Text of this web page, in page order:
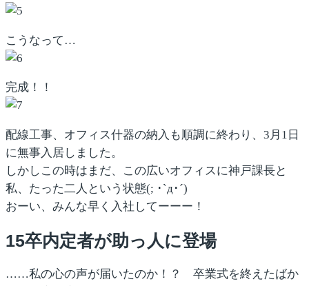
こうなって…
完成！！
配線工事、オフィス什器の納入も順調に終わり、3月1日
に無事入居しました。
しかしこの時はまだ、この広いオフィスに神戸課長と
私、たった二人という状態(; ･`д･´)
おーい、みんな早く入社してーーー！
15卒内定者が助っ人に登場
……私の心の声が届いたのか！？ 卒業式を終えたばか